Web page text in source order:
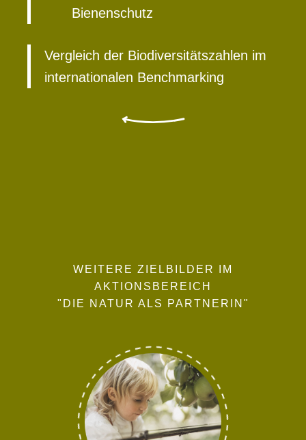
Bienenschutz
Vergleich der Biodiversitätszahlen im
internationalen Benchmarking
WEITERE ZIELBILDER IM
AKTIONSBEREICH
"DIE NATUR ALS PARTNERIN"